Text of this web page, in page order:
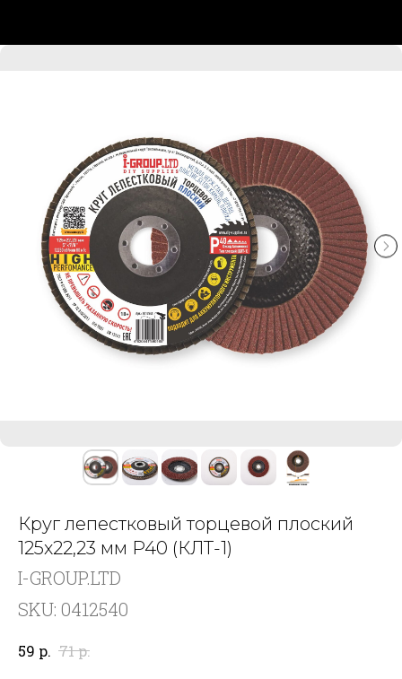
Круг лепестковый торцевой плоский
125х22,23 мм P40 (КЛТ-1)
I-GROUP.LTD
SKU: 0412540
59 р. 71р.